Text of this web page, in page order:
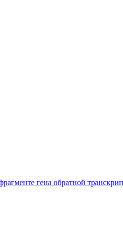
гена обратной